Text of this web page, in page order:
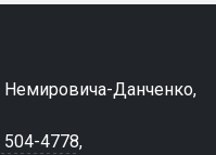
Немировича-Данченко,
504-4778,